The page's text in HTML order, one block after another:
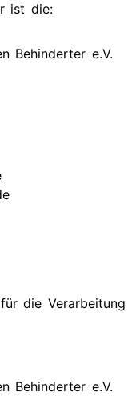
ist die:
Behinderter e.V.
die Verarbeitung
Behinderter e.V.